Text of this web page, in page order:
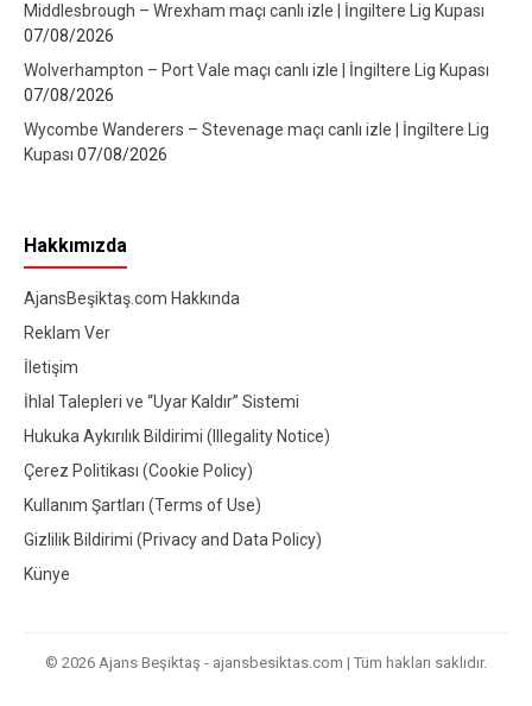
Middlesbrough – Wrexham maçı canlı izle | İngiltere Lig Kupası
07/08/2026
Wolverhampton – Port Vale maçı canlı izle | İngiltere Lig Kupası
07/08/2026
Wycombe Wanderers – Stevenage maçı canlı izle | İngiltere Lig
Kupası 07/08/2026
Hakkımızda
AjansBeşiktaş.com Hakkında
Reklam Ver
İletişim
İhlal Talepleri ve “Uyar Kaldır” Sistemi
Hukuka Aykırılık Bildirimi (Illegality Notice)
Çerez Politikası (Cookie Policy)
Kullanım Şartları (Terms of Use)
Gizlilik Bildirimi (Privacy and Data Policy)
Künye
© 2026 Ajans Beşiktaş - ajansbesiktas.com | Tüm hakları saklıdır.